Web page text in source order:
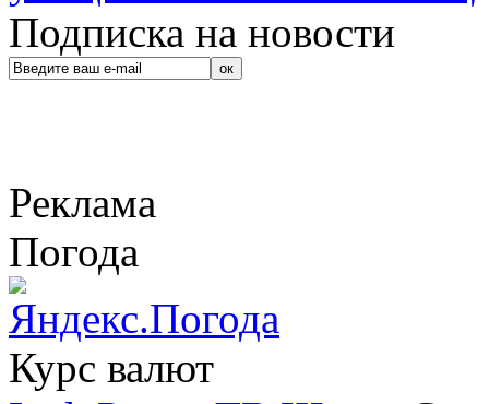
Подписка на новости
Реклама
Погода
Курс валют